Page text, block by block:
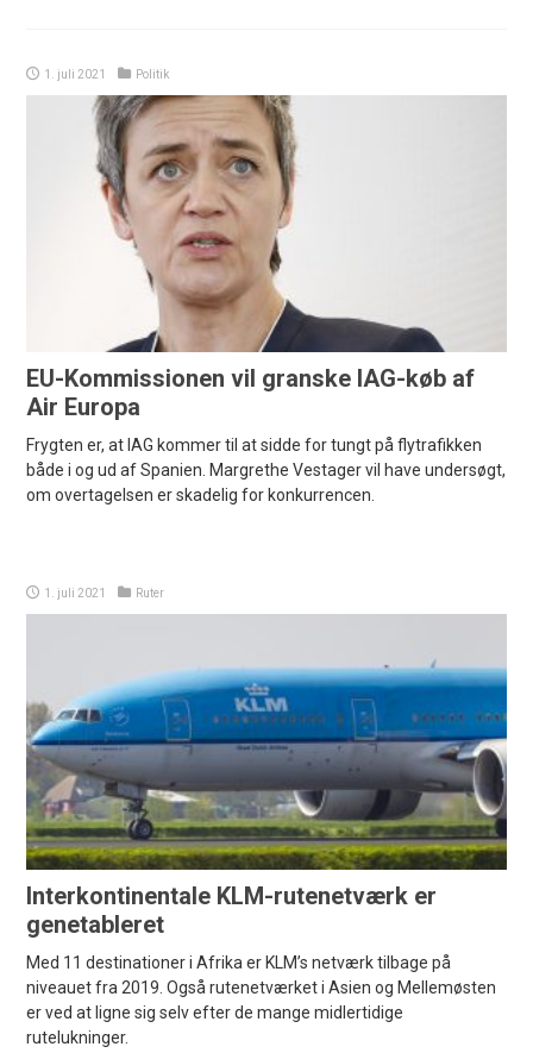
1. juli 2021 Politik
EU-Kommissionen vil granske IAG-køb af
Air Europa
Frygten er, at IAG kommer til at sidde for tungt på flytrafikken
både i og ud af Spanien. Margrethe Vestager vil have undersøgt,
om overtagelsen er skadelig for konkurrencen.
1. juli 2021 Ruter
Interkontinentale KLM-rutenetværk er
genetableret
Med 11 destinationer i Afrika er KLM’s netværk tilbage på
niveauet fra 2019. Også rutenetværket i Asien og Mellemøsten
er ved at ligne sig selv efter de mange midlertidige
rutelukninger.